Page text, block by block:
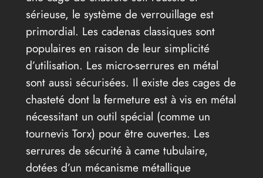
sérieuse, le système de verrouillage est
primordial. Les cadenas classiques sont
populaires en raison de leur simplicité
d’utilisation. Les micro-serrures en métal
sont aussi sécurisées. Il existe des cages de
chasteté dont la fermeture est à vis en métal
nécessitant un outil spécial (comme un
tournevis Torx) pour être ouvertes. Les
serrures de sécurité à came tubulaire,
dotées d’un mécanisme métallique